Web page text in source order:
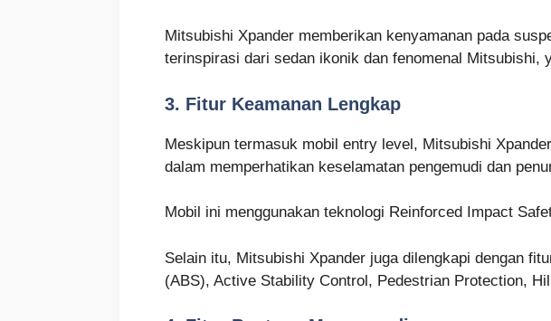
Mitsubishi Xpander memberikan kenyamanan pada
terinspirasi dari sedan ikonik dan fenomenal Mitsubishi,
3. Fitur Keamanan Lengkap
Meskipun termasuk mobil entry level, Mitsubishi
dalam memperhatikan keselamatan pengemudi dan
Mobil ini menggunakan teknologi Reinforced Impact
Selain itu, Mitsubishi Xpander juga dilengkapi dengan
(ABS), Active Stability Control, Pedestrian Protection,